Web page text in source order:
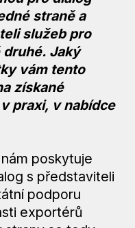
straně a
služeb pro
Jaký
vám tento
získané
praxi, v nabídce
poskytuje
s představiteli
podporu
exportérů